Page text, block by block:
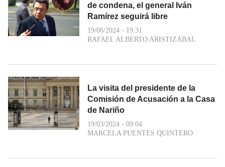
de condena, el general Iván
Ramírez seguirá libre
19/06/2024 - 19:31
RAFAEL ALBERTO ARISTIZÁBAL
La visita del presidente de la
Comisión de Acusación a la Casa
de Nariño
19/03/2024 - 09:04
MARCELA PUENTES QUINTERO